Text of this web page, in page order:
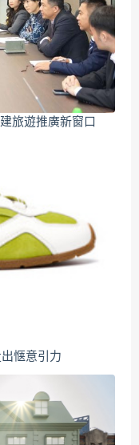
旅遊推廣新窗口
惬意引力